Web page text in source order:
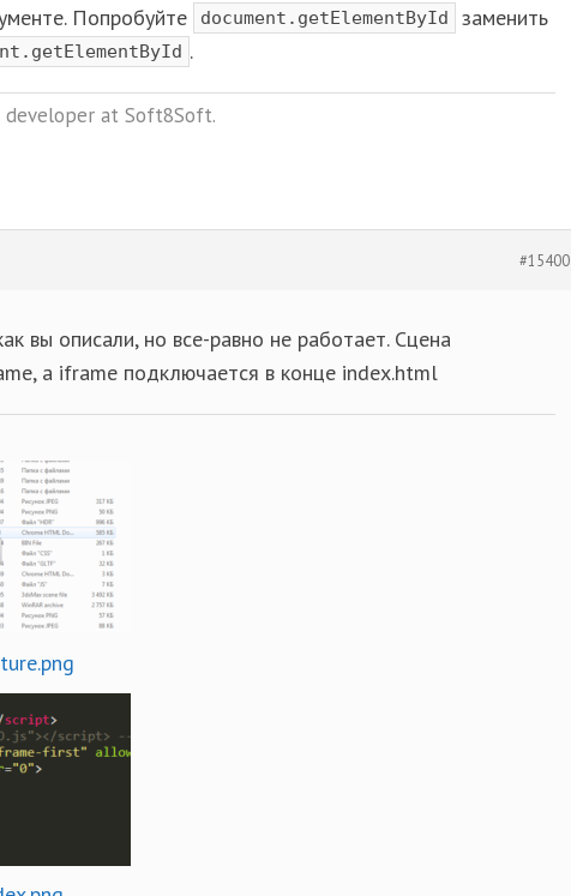
Попробуйте
document.getElementById
заменить
.
developer at Soft8Soft.
#15400
вы описали, но все-равно не работает. Сцена
а iframe подключается в конце index.html